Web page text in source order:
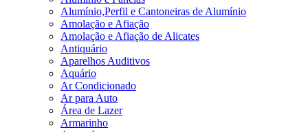
Alumínio,Perfil e Cantoneiras de Alumínio
Amolação e Afiação
Amolação e Afiação de Alicates
Antiquário
Aparelhos Auditivos
Aquário
Ar Condicionado
Ar para Auto
Área de Lazer
Armarinho